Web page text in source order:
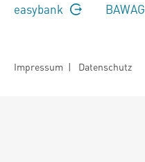
easybank BAWAG
Impressum | Datenschutz